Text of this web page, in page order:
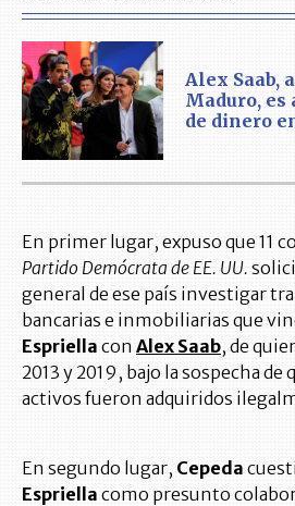
Alex Saab,
Maduro, es
de dinero
En primer lugar, expuso que 11
Partido Demócrata de EE. UU.
general de ese país investigar
bancarias e inmobiliarias que
Espriella con Alex Saab, de
2013 y 2019, bajo la sospecha de
activos fueron adquiridos
En segundo lugar, Cepeda
Espriella como presunto